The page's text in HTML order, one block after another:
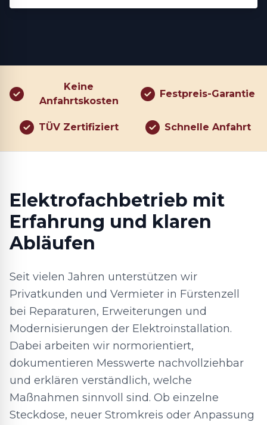
Keine
Anfahrtskosten
Festpreis-Garantie
TÜV Zertifiziert Schnelle Anfahrt
Elektrofachbetrieb mit
Erfahrung und klaren
Abläufen
Seit vielen Jahren unterstützen wir
Privatkunden und Vermieter in Fürstenzell
bei Reparaturen, Erweiterungen und
Modernisierungen der Elektroinstallation.
Dabei arbeiten wir normorientiert,
dokumentieren Messwerte nachvollziehbar
und erklären verständlich, welche
Maßnahmen sinnvoll sind. Ob einzelne
Steckdose, neuer Stromkreis oder Anpassung